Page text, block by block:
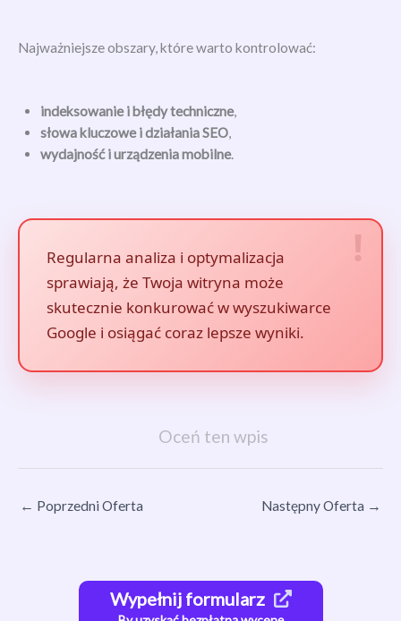
Najważniejsze obszary, które warto kontrolować:
indeksowanie i błędy techniczne,
słowa kluczowe i działania SEO,
wydajność i urządzenia mobilne.
Regularna analiza i optymalizacja
sprawiają, że Twoja witryna może
skutecznie konkurować w wyszukiwarce
Google i osiągać coraz lepsze wyniki.
Oceń ten wpis
← Poprzedni Oferta Następny Oferta →
Wypełnij formularz